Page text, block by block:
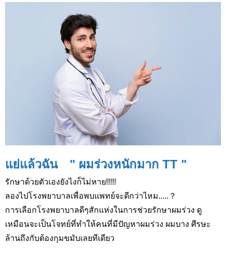
แย่แล้วฉัน " ผมร่วงหนักมาก TT "
รักษาด้วยตัวเองยังไงก็ไม่หาย!!!!!
ลองไปโรงพยาบาลเพื่อพบแพทย์จะดีกว่าไหม.....？
การเลือกโรงพยาบาลดีๆสักแห่งในการช่วยรักษาผมร่วง ดู
เหมือนจะเป็นโจทย์ที่ทำให้คนที่มีปัญหาผมร่วง ผมบาง ศีรษะ
ล้านถึงกับต้องกุมขมับเลยทีเดียว